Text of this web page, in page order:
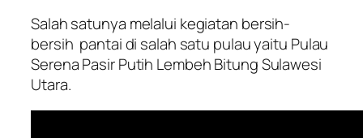
Salah satunya melalui kegiatan bersih-
bersih pantai di salah satu pulau yaitu Pulau
Serena Pasir Putih Lembeh Bitung Sulawesi
Utara.